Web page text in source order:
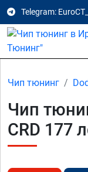
Telegram:
Чип тюнинг
Чип
CRD 177